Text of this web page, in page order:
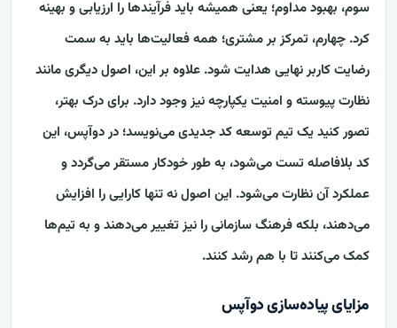
سوم، بهبود مداوم؛ یعنی همیشه باید فرآیندها را ارزیابی و بهینه
کرد. چهارم، تمرکز بر مشتری؛ همه فعالیت‌ها باید به سمت
رضایت کاربر نهایی هدایت شود. علاوه بر این، اصول دیگری مانند
نظارت پیوسته و امنیت یکپارچه نیز وجود دارد. برای درک بهتر،
تصور کنید یک تیم توسعه کد جدیدی می‌نویسد؛ در دوآپس، این
کد بلافاصله تست می‌شود، به طور خودکار مستقر می‌گردد و
عملکرد آن نظارت می‌شود. این اصول نه تنها کارایی را افزایش
می‌دهند، بلکه فرهنگ سازمانی را نیز تغییر می‌دهند و به تیم‌ها
کمک می‌کنند تا با هم رشد کنند.
مزایای پیاده‌سازی دوآپس